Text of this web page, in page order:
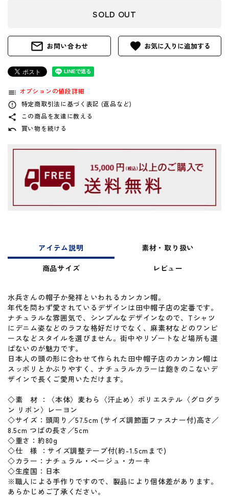
SOLD OUT
mail_outline お問い合わせ favorite
toc オプションの値段詳細
error_outline 特定商取引法に基づく表記 (返品など)
share この商品を友達に教える
undo 買い物を続ける
アイテム説明
素材・取り扱い
商品サイズ
レビュー
水兵さんの帽子か発祥といわれるカンカン帽。
年代を問わず愛されているデザインは田中帽子店の定番です。
ナチュラルな雰囲気で、シンプルなデザインなので、Tシャツ
にデニム姿などのラフな格好だけでなく、麻素材などのワンピ
ースなどスタイルを選びません。街中やリゾートなど場所も選
ばないのが魅力です。
日本人の頭の形に合わせて作られた田中帽子店のカンカン帽は
スッポリとかぶりやすく、ナチュラルカラーは飽きのこないデ
ザインで長くご愛用いただけます。
◇素 材 ：〈本体〉麦わら〈汗止め〉ポリエステル〈グログラ
ン リボン〉レーヨン
◇サイズ：頭周り／57.5cm (サイズ調節面ファスナー付)高さ／
8.5cm つばの長さ／5cm
◇重さ：約80g
◇仕 様 ：サイズ調整テープ付(約-1.5cmまで)
◇カラー：ナチュラル・ベージュ・カーキ
◇生産国：日本
※職人による手作りですので、製品により個体差があります。
あらかじめご了承ください。